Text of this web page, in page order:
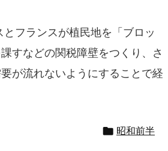
フランスが植民地を「ブロッ
すなどの関税障壁をつくり、さ
が流れないようにすることで経
 昭和前半